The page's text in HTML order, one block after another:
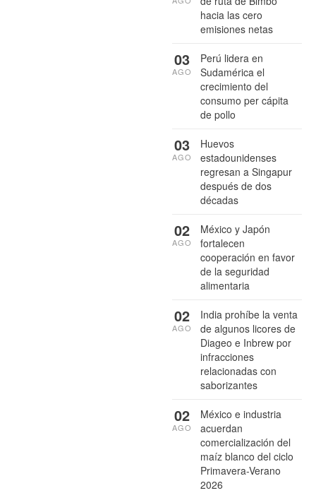
hacia las cero
emisiones netas
Perú lidera en
Sudamérica el
crecimiento del
consumo per cápita
de pollo
03
AGO
Huevos
estadounidenses
regresan a Singapur
después de dos
décadas
03
AGO
México y Japón
fortalecen
cooperación en favor
de la seguridad
alimentaria
02
AGO
India prohíbe la venta
de algunos licores de
Diageo e Inbrew por
infracciones
relacionadas con
saborizantes
02
AGO
México e industria
acuerdan
comercialización del
maíz blanco del ciclo
Primavera-Verano
2026
02
AGO